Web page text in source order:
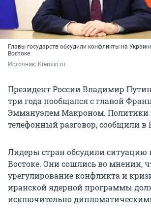
Главы государств обсудили конфликты на
Востоке
Источник: Kremlin.ru
Президент России Владимир
три года пообщался с главой
Эммануэлем Макроном. Политики
телефонный разговор, сообщили в
Лидеры стран обсудили
Востоке. Они сошлись во мнении,
урегулирование конфликта и
иранской ядерной программы
исключительно